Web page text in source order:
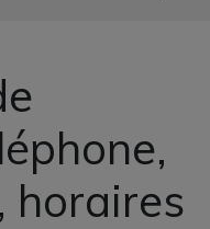
horaires